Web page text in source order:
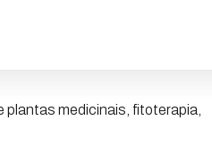
medicinais, fitoterapia,